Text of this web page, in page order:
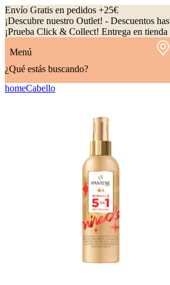
Envío Gratis en pedidos +25€
¡Descubre nuestro Outlet! - Descuentos
¡Prueba Click & Collect! Entrega en
Menú
¿Qué estás buscando?
homeCabello